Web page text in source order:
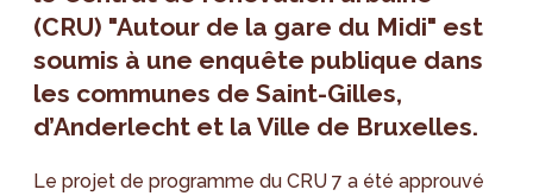
(CRU) "Autour de la gare du Midi" est
soumis à une enquête publique dans
les communes de Saint-Gilles,
d’Anderlecht et la Ville de Bruxelles.
Le projet de programme du CRU 7 a été approuvé